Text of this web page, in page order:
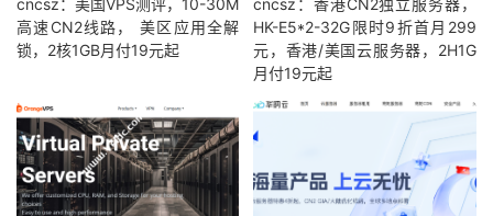
cncsz：美国VPS测评，10-30M
高速CN2线路， 美区应用全解
锁，2核1GB月付19元起
cncsz：香港CN2独立服务器，
HK-E5*2-32G限时9折首月299
元，香港/美国云服务器，2H1G
月付19元起